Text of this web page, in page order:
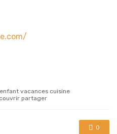
vacances cuisine
partager
0